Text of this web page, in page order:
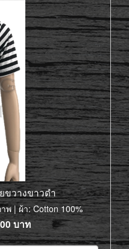
ขวางขาวดำ
| ผ้า: Cotton 100%
บาท